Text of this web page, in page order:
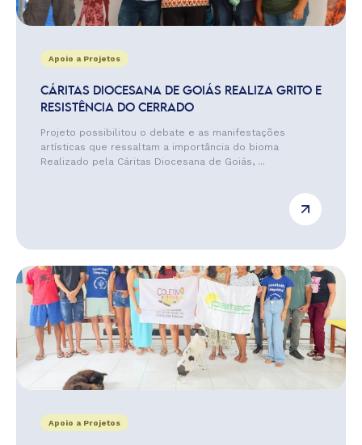
Apoio a Projetos
CÁRITAS DIOCESANA DE GOIÁS REALIZA GRITO E
RESISTÊNCIA DO CERRADO
Projeto possibilitou o debate e as manifestações
artísticas que ressaltam a importância do bioma
Realizado pela Cáritas Diocesana de Goiás, ...
Apoio a Projetos